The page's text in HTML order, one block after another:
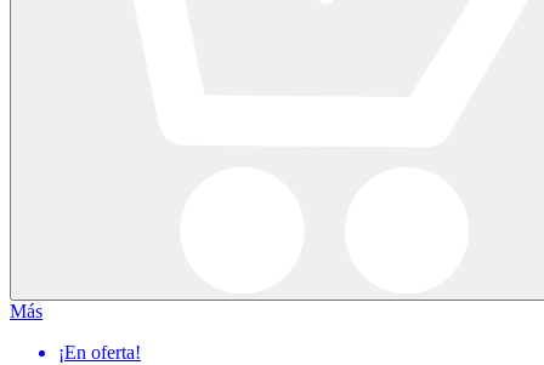
Más
¡En oferta!